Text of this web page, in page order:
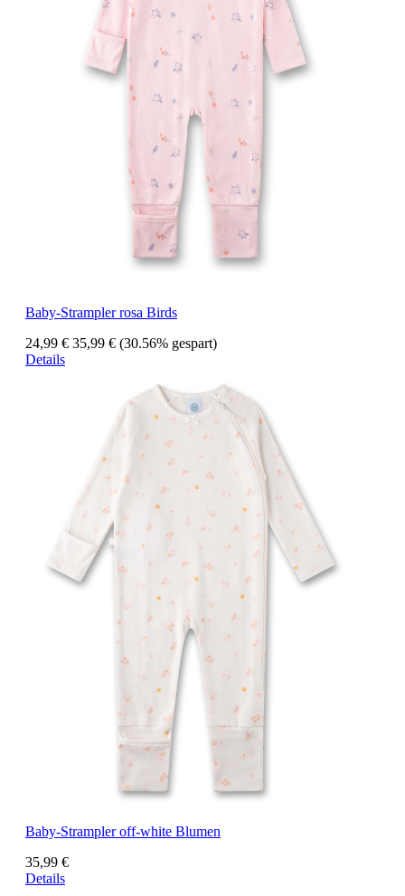
Baby-Strampler rosa Birds
24,99 € 35,99 € (30.56% gespart)
Details
Baby-Strampler off-white Blumen
35,99 €
Details